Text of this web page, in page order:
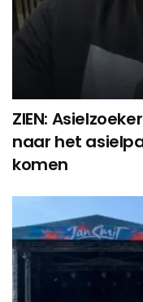
ZIEN:
naar het
komen